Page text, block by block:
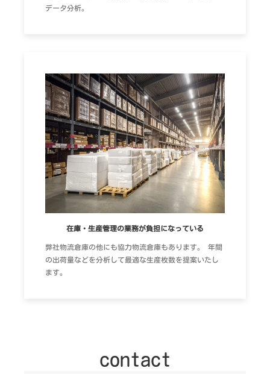
データ分析。
在庫・生産管理の業務が負担になっている
弊社物流倉庫の他にも協力物流倉庫もあります。 年間
の出荷量などを分析して最適な生産枚数を提案いたし
ます。
contact